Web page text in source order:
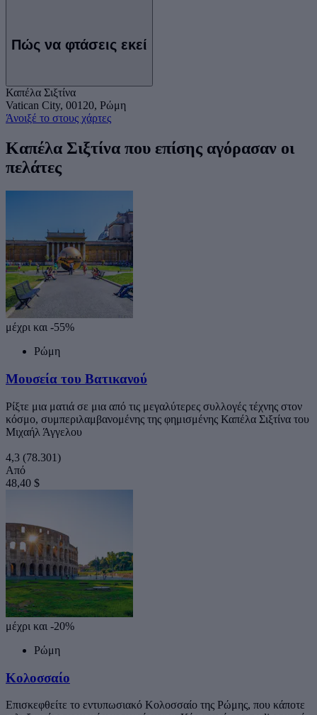
Πώς να φτάσεις εκεί
Καπέλα Σιξτίνα
Vatican City, 00120, Ρώμη
Άνοιξέ το στους χάρτες
Καπέλα Σιξτίνα που επίσης αγόρασαν οι
πελάτες
μέχρι και -55%
Ρώμη
Μουσεία του Βατικανού
Ρίξτε μια ματιά σε μια από τις μεγαλύτερες συλλογές τέχνης στον
κόσμο, συμπεριλαμβανομένης της φημισμένης Καπέλα Σιξτίνα του
Μιχαήλ Άγγελου
4,3 (78.301)
Από
48,40 $
μέχρι και -20%
Ρώμη
Κολοσσαίο
Επισκεφθείτε το εντυπωσιακό Κολοσσαίο της Ρώμης, που κάποτε